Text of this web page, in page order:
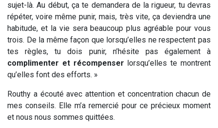
sujet-là. Au début, ça te demandera de la rigueur, tu devras
répéter, voire même punir, mais, très vite, ça deviendra une
habitude, et la vie sera beaucoup plus agréable pour vous
trois. De la même façon que lorsqu’elles ne respectent pas
tes règles, tu dois punir, n’hésite pas également à
complimenter et récompenser lorsqu’elles te montrent
qu’elles font des efforts. »
Routhy a écouté avec attention et concentration chacun de
mes conseils. Elle m’a remercié pour ce précieux moment
et nous nous sommes quittées.